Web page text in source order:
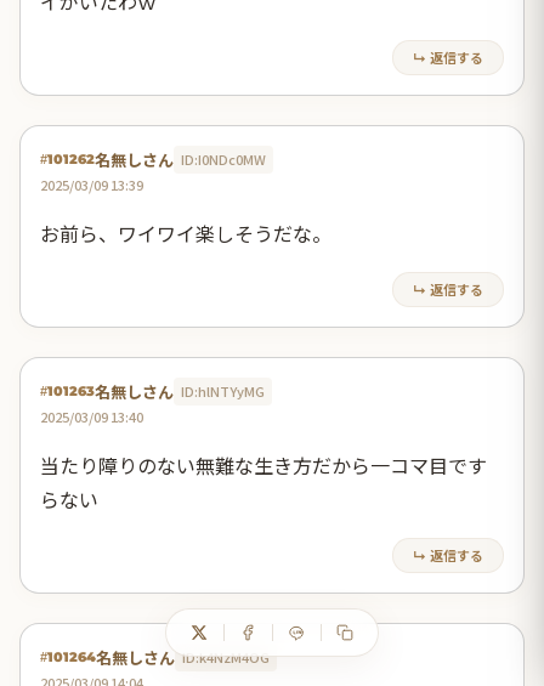
↳ 返信する
#101262名無しさん ID:I0NDc0MW
2025/03/09 13:39
お前ら、ワイワイ楽しそうだな。
↳ 返信する
#101263名無しさん ID:hlNTYyMG
2025/03/09 13:40
当たり障りのない無難な生き方だから一コマ目です
らない
↳ 返信する
#101264名無しさん ID:k4NzM4OG